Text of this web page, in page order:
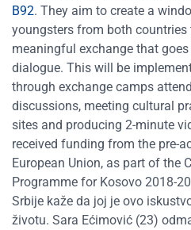
B92. They aim to create a
youngsters from both
meaningful exchange that
dialogue. This will be
through exchange camps
discussions, meeting cultural
sites and producing 2-minute
received funding from the pre-
European Union, as part of the
Programme for Kosovo 2018-
Srbije kaže da joj je ovo
životu. Sara Ećimović (23)